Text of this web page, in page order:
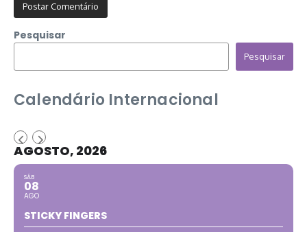
Pesquisar
Pesquisar
Calendário Internacional
AGOSTO, 2026
SÁB
08
AGO
STICKY FINGERS